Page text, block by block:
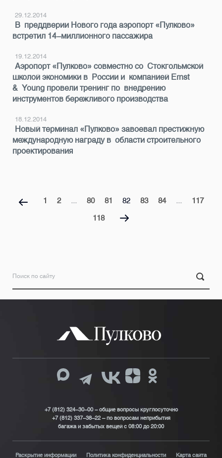
29.12.2014
В преддверии Нового года аэропорт «Пулково»
встретил 14-миллионного пассажира
19.12.2014
Аэропорт «Пулково» совместно со Стокгольмской
школой экономики в России и компанией Ernst
& Young провели тренинг по внедрению
инструментов бережливого производства
18.12.2014
Новый терминал «Пулково» завоевал престижную
международную награду в области строительного
проектирования
1 2 ... 80 81 82 83 84 ... 117
118
+7 (812) 324-30-00 - общие вопросы круглосуточно
+7 (812) 337-38-22 – по вопросам неприбытия
багажа и забытых вещей с 08:00 до 20:00
Раскрытие информации Политика конфиденциальности Карта сайта